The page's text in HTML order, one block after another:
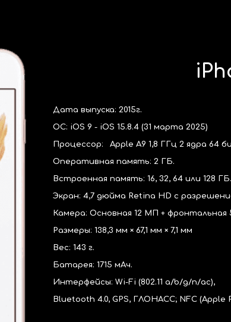
Дата выпуска: 2015г.
ОС: iOS 9 - iOS 15.8.4 (31 марта 2025)
Процессор:
Apple A9 1,8 ГГц 2 ядра 64
Оперативная память:2 ГБ.
Встроенная память: 16, 32, 64 или 128 ГБ.
Экран:4,7 дюйма Retina HD с
Камера: Основная12 МП + фронтальная
Размеры:138,3 мм × 67,1 мм × 7,1 мм
Вес: 143 г.
Батарея:1715 мАч.
Интерфейсы: Wi-Fi (802.11 a/b/g/n/ac),
Bluetooth 4.0, GPS, ГЛОНАСС; NFC (Apple